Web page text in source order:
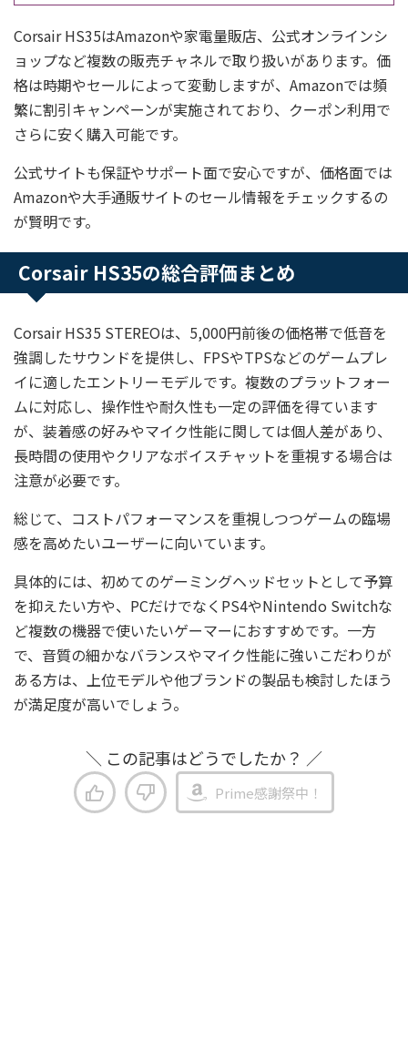
Corsair HS35はAmazonや家電量販店、公式オンラインシ
ョップなど複数の販売チャネルで取り扱いがあります。価
格は時期やセールによって変動しますが、Amazonでは頻
繁に割引キャンペーンが実施されており、クーポン利用で
さらに安く購入可能です。
公式サイトも保証やサポート面で安心ですが、価格面では
Amazonや大手通販サイトのセール情報をチェックするの
が賢明です。
Corsair HS35の総合評価まとめ
Corsair HS35 STEREOは、5,000円前後の価格帯で低音を
強調したサウンドを提供し、FPSやTPSなどのゲームプレ
イに適したエントリーモデルです。複数のプラットフォー
ムに対応し、操作性や耐久性も一定の評価を得ています
が、装着感の好みやマイク性能に関しては個人差があり、
長時間の使用やクリアなボイスチャットを重視する場合は
注意が必要です。
総じて、コストパフォーマンスを重視しつつゲームの臨場
感を高めたいユーザーに向いています。
具体的には、初めてのゲーミングヘッドセットとして予算
を抑えたい方や、PCだけでなくPS4やNintendo Switchな
ど複数の機器で使いたいゲーマーにおすすめです。一方
で、音質の細かなバランスやマイク性能に強いこだわりが
ある方は、上位モデルや他ブランドの製品も検討したほう
が満足度が高いでしょう。
＼ この記事はどうでしたか？ ／
Prime感謝祭中！